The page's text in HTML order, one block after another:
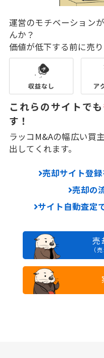
運営のモチベーション
んか？
価値が低下する前に売
これらのサイトでも
す！
ラッコM&Aの幅広い買
出してくれます。
売却サイト登録
売却の
サイト自動査定
売
（